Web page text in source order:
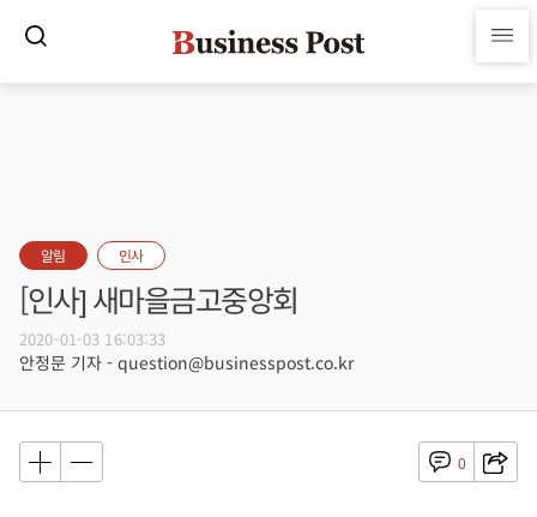
알림 인사
[인사] 새마을금고중앙회
2020-01-03 16:03:33
안정문 기자 - question@businesspost.co.kr
0